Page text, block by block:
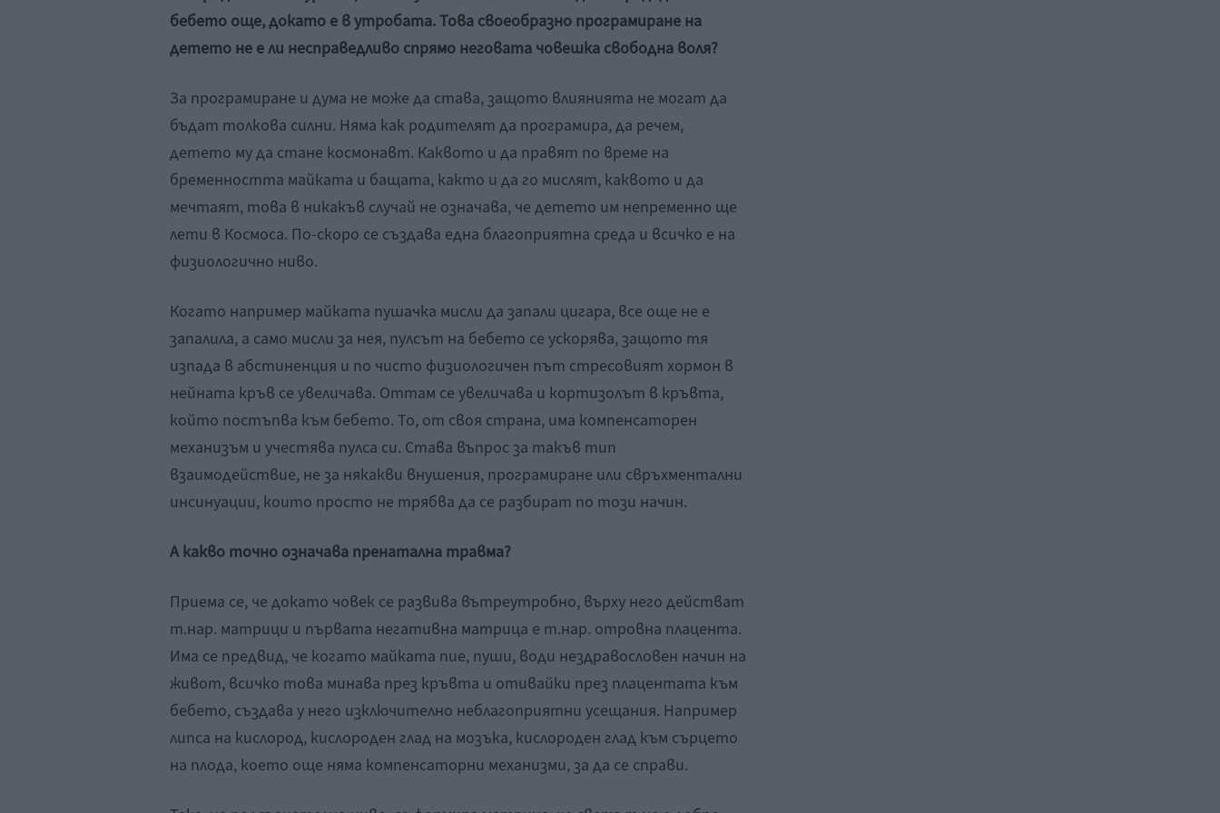
бебето още, докато е в утробата. Това своеобразно програмиране на
детето не е ли несправедливо спрямо неговата човешка свободна воля?
За програмиране и дума не може да става, защото влиянията не могат да
бъдат толкова силни. Няма как родителят да програмира, да речем,
детето му да стане космонавт. Каквото и да правят по време на
бременността майката и бащата, както и да го мислят, каквото и да
мечтаят, това в никакъв случай не означава, че детето им непременно ще
лети в Космоса. По-скоро се създава една благоприятна среда и всичко е на
физиологично ниво.
Когато например майката пушачка мисли да запали цигара, все още не е
запалила, а само мисли за нея, пулсът на бебето се ускорява, защото тя
изпада в абстиненция и по чисто физиологичен път стресовият хормон в
нейната кръв се увеличава. Оттам се увеличава и кортизолът в кръвта,
който постъпва към бебето. То, от своя страна, има компенсаторен
механизъм и учестява пулса си. Става въпрос за такъв тип
взаимодействие, не за някакви внушения, програмиране или свръхментални
инсинуации, които просто не трябва да се разбират по този начин.
А какво точно означава пренатална травма?
Приема се, че докато човек се развива вътреутробно, върху него действат
т.нар. матрици и първата негативна матрица е т.нар. отровна плацента.
Има се предвид, че когато майката пие, пуши, води нездравословен начин на
живот, всичко това минава през кръвта и отивайки през плацентата към
бебето, създава у него изключително неблагоприятни усещания. Например
липса на кислород, кислороден глад на мозъка, кислороден глад към сърцето
на плода, което още няма компенсаторни механизми, за да се справи.